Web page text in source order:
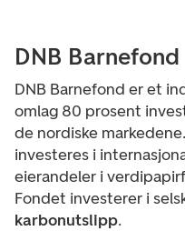
DNB Barnefond
DNB Barnefond er et
omlag 80 prosent
de nordiske
investeres i
eierandeler i
Fondet investerer i
karbonutslipp.